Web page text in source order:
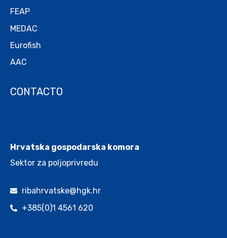
FEAP
MEDAC
Eurofish
AAC
CONTACTO
Hrvatska gospodarska komora
Sektor za poljoprivredu
ribahrvatske@hgk.hr
+385(0)1 4561 620